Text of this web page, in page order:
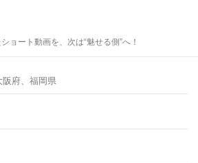
ョート動画を、次は“魅せる側”へ！
阪府、福岡県